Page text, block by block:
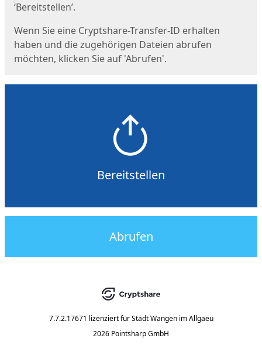
‘Bereitstellen’.
Wenn Sie eine Cryptshare-Transfer-ID erhalten
haben und die zugehörigen Dateien abrufen
möchten, klicken Sie auf 'Abrufen'.
Bereitstellen
Abrufen
7.7.2.17671 lizenziert für Stadt Wangen im Allgaeu
2026 Pointsharp GmbH